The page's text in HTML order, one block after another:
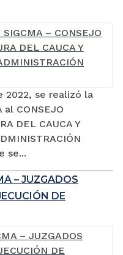
2022, se realizó la
CONSEJO
DEL CAUCA Y
se...
– JUZGADOS
DE